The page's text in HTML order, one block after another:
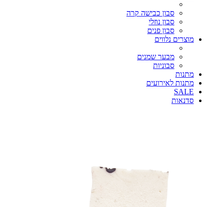
סבון כבישה קרה
סבון נוזלי
סבון פנים
מוצרים נלווים
מבער שמנים
סבוניות
מתנות
מתנות לאירועים
SALE
סדנאות